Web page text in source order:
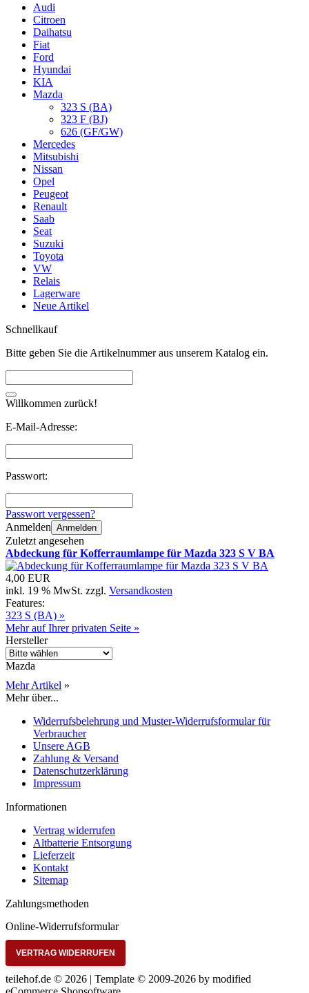
Audi
Citroen
Daihatsu
Fiat
Ford
Hyundai
KIA
Mazda
323 S (BA)
323 F (BJ)
626 (GF/GW)
Mercedes
Mitsubishi
Nissan
Opel
Peugeot
Renault
Saab
Seat
Suzuki
Toyota
VW
Relais
Lagerware
Neue Artikel
Schnellkauf
Bitte geben Sie die Artikelnummer aus unserem Katalog ein.
Willkommen zurück!
E-Mail-Adresse:
Passwort:
Passwort vergessen?
Anmelden Anmelden
Zuletzt angesehen
Abdeckung für Kofferraumlampe für Mazda 323 S V BA
4,00 EUR
inkl. 19 % MwSt. zzgl. Versandkosten
Features:
323 S (BA) »
Mehr auf Ihrer privaten Seite »
Hersteller
Mazda
Mehr Artikel »
Mehr über...
Widerrufsbelehrung und Muster-Widerrufsformular für
Verbraucher
Unsere AGB
Zahlung & Versand
Datenschutzerklärung
Impressum
Informationen
Vertrag widerrufen
Altbatterie Entsorgung
Lieferzeit
Kontakt
Sitemap
Zahlungsmethoden
Online-Widerrufsformular
VERTRAG WIDERRUFEN
teilehof.de © 2026 | Template © 2009-2026 by modified